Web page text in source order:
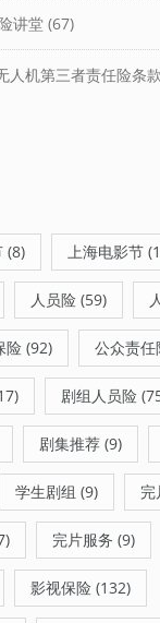
讲堂 (67)
人机第三者责任险条
(8) 上海电影节
人员险 (59)
险 (92) 公众责任
剧组人员险
剧集推荐 (9)
学生剧组 (9) 完
完片服务 (9)
影视保险 (132)